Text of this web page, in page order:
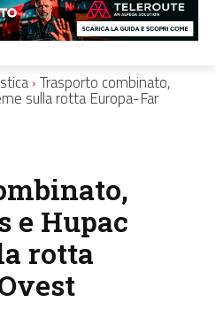
Trasporto combinato,
sulla rotta Europa-Far
e Hupac
rotta